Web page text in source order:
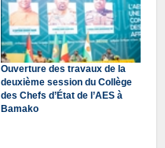
Ouverture des travaux de la
deuxième session du Collège
des Chefs d’État de l’AES à
Bamako